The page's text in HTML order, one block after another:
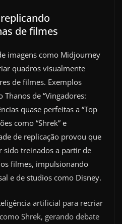
de filmes
imagens como Midjourney
quadros visualmente
de filmes. Exemplos
de “Vingadores:
quase perfeitas a “Top
como “Shrek” e
de replicação provou que
sido treinados a partir de
filmes, impulsionando
e de studios como Disney.